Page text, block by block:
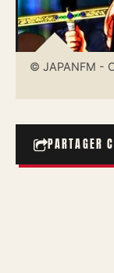
© JAPANFM -
PARTAGER